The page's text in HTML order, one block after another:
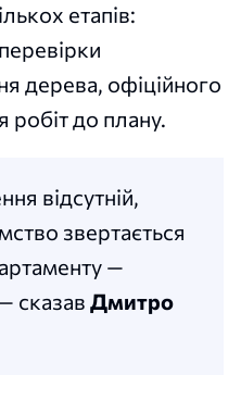
етапів:
дерева, офіційного
робіт до плану.
відсутній,
звертається
—
сказав Дмитро